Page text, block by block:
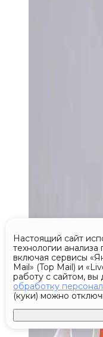
Настоящий сайт
технологии
включая сервисы
Mail» (Top Mail) и
работу с сайтом, вы
обработку
(куки) можно